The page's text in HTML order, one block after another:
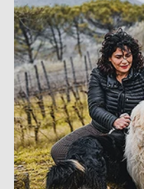
approfondire la propria
Per saperne di più→